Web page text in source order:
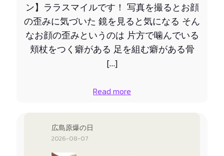
ン】ララスマイルです！ 写真を撮るとお顔
の歪みに気づいた 鏡を見ると気になる そん
なお顔の歪みというのは 片方で噛んでいる
頬杖をつく癖がある 足を組む癖がある骨
[…]
Read more
広島原爆の日
2026-08-07